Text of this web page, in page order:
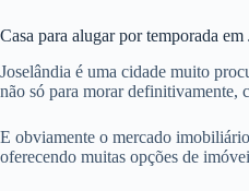
Casa para alugar por temporada em
Joselândia é uma cidade muito
não só para morar definitivamente,
E obviamente o mercado
oferecendo muitas opções de